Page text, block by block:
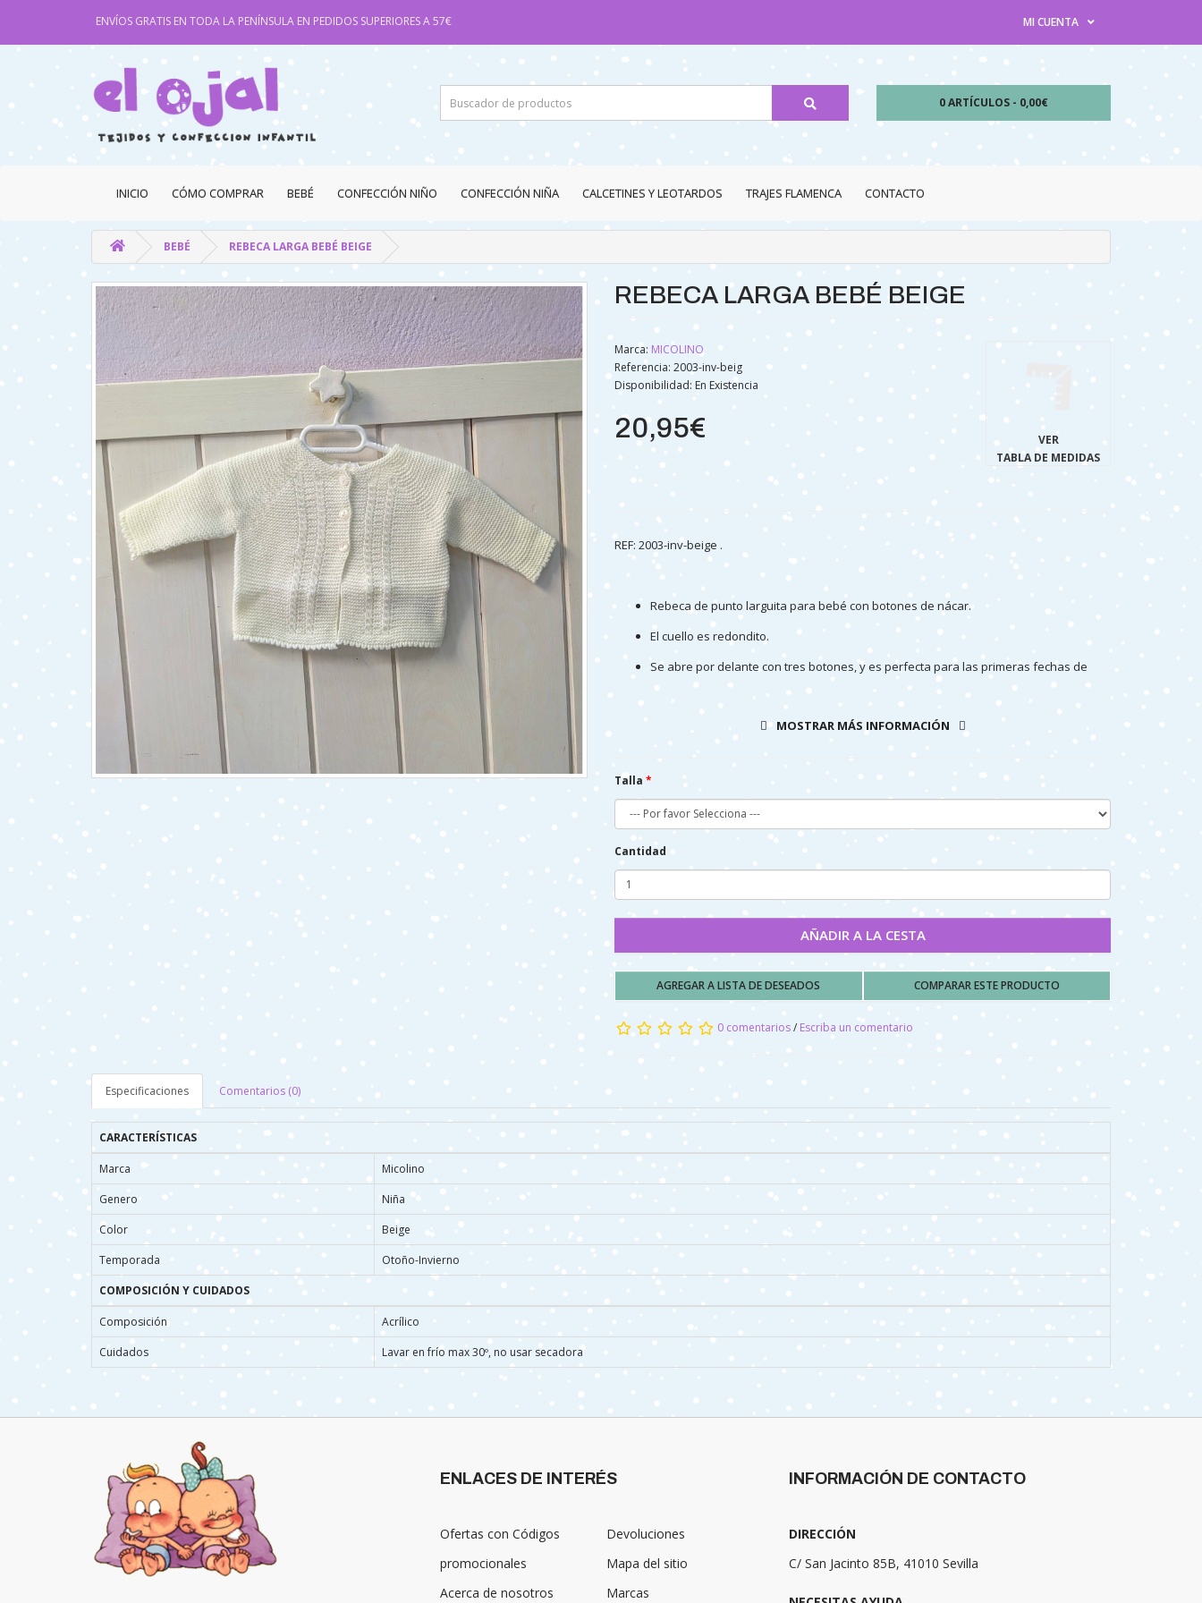
ENVÍOS GRATIS EN TODA LA PENÍNSULA EN PEDIDOS SUPERIORES A 57€ MI CUENTA
0 ARTÍCULOS - 0,00€
INICIO CÓMO COMPRAR BEBÉ CONFECCIÓN NIÑO CONFECCIÓN NIÑA CALCETINES Y LEOTARDOS TRAJES FLAMENCA CONTACTO
BEBÉ REBECA LARGA BEBÉ BEIGE
REBECA LARGA BEBÉ BEIGE
Marca: MICOLINO
Referencia: 2003-inv-beig
Disponibilidad: En Existencia
20,95€
VER
TABLA DE MEDIDAS
REF: 2003-inv-beige .
Rebeca de punto larguita para bebé con botones de nácar.
El cuello es redondito.
Se abre por delante con tres botones, y es perfecta para las primeras fechas de
Confeccionada en tejido acrílico muy suave y abrigada especial para bebés.
MOSTRAR MÁS INFORMACIÓN
Talla
Cantidad
AÑADIR A LA CESTA
AGREGAR A LISTA DE DESEADOS COMPARAR ESTE PRODUCTO
0 comentarios/ Escriba un comentario
Especificaciones Comentarios (0)
CARACTERÍSTICAS
Marca
Micolino
Genero
Niña
Color
Beige
Temporada
Otoño-Invierno
COMPOSICIÓN Y CUIDADOS
Composición
Acrílico
Cuidados
Lavar en frío max 30º, no usar secadora
ENLACES DE INTERÉS
Ofertas con Códigos
promocionales
Acerca de nosotros
Devoluciones
Mapa del sitio
Marcas
INFORMACIÓN DE CONTACTO
DIRECCIÓN
C/ San Jacinto 85B, 41010 Sevilla